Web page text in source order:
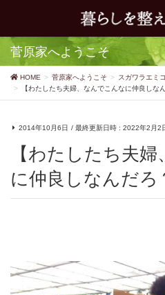
菅原家へようこそ
HOME 菅原家へようこそ
スガワラエミ
【わたしたち夫婦、なんでこんなに仲良しな
2014年10月6日 / 最終更新日時 : 2022年2月2
【わたしたち夫婦、なんでこんな
に仲良しなんだろ